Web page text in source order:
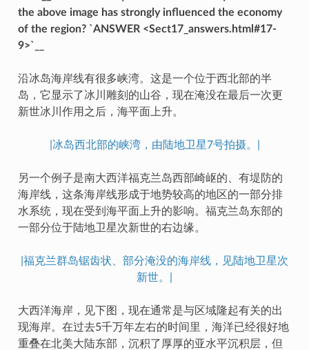
the above image has strongly influenced the economy
of the region? `ANSWER <Sect17_answers.html#17-
9>`__
沿冰岛海岸线有很多峡湾。这是一个位于西北部的半
岛，它显示了冰川雕刻的山谷，现在淹没在最后一次更
新世冰川作用之后，海平面上升。
|冰岛西北部的峡湾，由陆地卫星7号拍摄。|
另一个例子是南大西洋福克兰岛西部崎岖的、有堤防的
海岸线，这条海岸线形成于地势较高的地区的一部分排
水系统，现在受到海平面上升的影响。福克兰岛东部的
一部分位于陆地卫星次新世的右边缘。
|福克兰群岛锯齿状、部分淹没的海岸线，见陆地卫星次
新世。|
大西洋海岸，见下图，现在通常是与区域隆起有关的出
现海岸。在过去5千万年左右的时间里，海洋已经很好地
重叠在北美大陆东部，沉积了厚厚的亚水平沉积层，但